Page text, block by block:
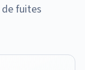
fuites